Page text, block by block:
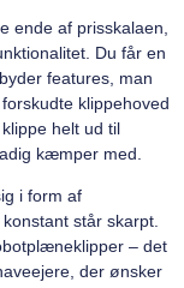
ende af prisskalaen,
Du får en
features, man
klippehoved
helt ud til
kæmper med.
i form af
står skarpt.
– det
der ønsker